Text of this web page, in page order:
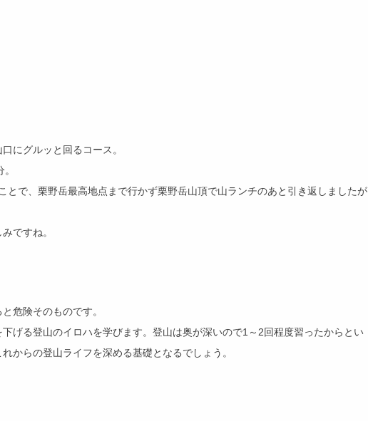
にグルッと回るコース。
とで、栗野岳最高地点まで行かず栗野岳山頂で山ランチのあと引き返しましたが
ですね。
危険そのものです。
げる登山のイロハを学びます。登山は奥が深いので1～2回程度習ったからとい
からの登山ライフを深める基礎となるでしょう。